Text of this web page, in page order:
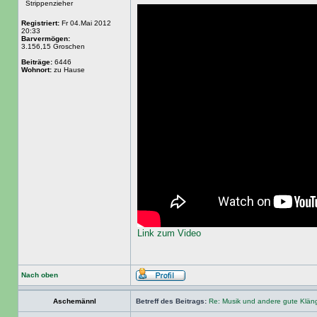
Strippenzieher
Registriert: Fr 04.Mai 2012
20:33
Barvermögen:
3.156,15 Groschen
Beiträge: 6446
Wohnort: zu Hause
Link zum Video
Nach oben
Aschemännl Betreff des Beitrags: Re: Musik und andere gute